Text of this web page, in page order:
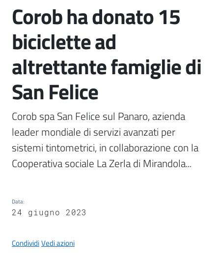
Amministrazione
Novità
Menu selezionato
Servizi
Vivere
il
Comune
p
u
i
Salta al contenuto
Corob ha donato 15
biciclette ad
altrettante famiglie di
San Felice
Corob spa San Felice sul Panaro, azienda
leader mondiale di servizi avanzati per
sistemi tintometrici, in collaborazione con la
Cooperativa sociale La Zerla di Mirandola...
Data:
24 giugno 2023
CondividiVedi azioni